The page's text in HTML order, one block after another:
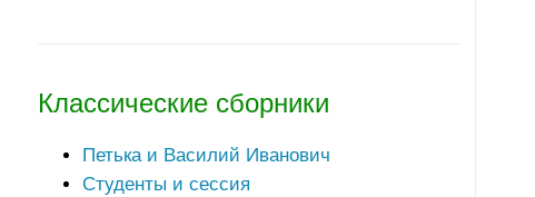
Классические сборники
Петька и Василий Иванович
Студенты и сессия